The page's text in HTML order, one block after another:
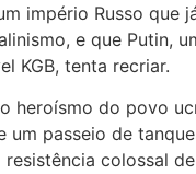
império Russo que
e que Putin,
KGB, tenta recriar.
heroísmo do povo
um passeio de
resistência colossal